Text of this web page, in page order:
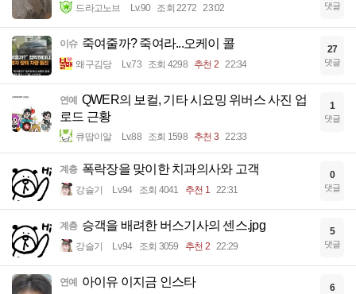
드라고노브 Lv.90 조회 2272 23:02 댓글
이슈 죽여줄까? 죽여라...오케이 콜
왜구김당 Lv.73 조회 4298 추천 2 22:34
27
댓글
연예
QWER의 보컬, 기타 시요밍 위버스 사진 업
로드 근황
큐땁이알 Lv.88 조회 1598 추천 3 22:33
1
댓글
계층 폭락장을 맞이한 치과의사와 고객
강슬기 Lv.94 조회 4041 추천 1 22:31
0
댓글
계층 승객을 배려한 버스기사의 센스.jpg
강슬기 Lv.94 조회 3059 추천 2 22:29
5
댓글
연예 아이유 이지금 인스타 6